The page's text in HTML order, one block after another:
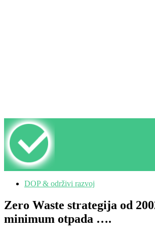
DOP & održivi razvoj
Zero Waste strategija od
minimum otpada ….